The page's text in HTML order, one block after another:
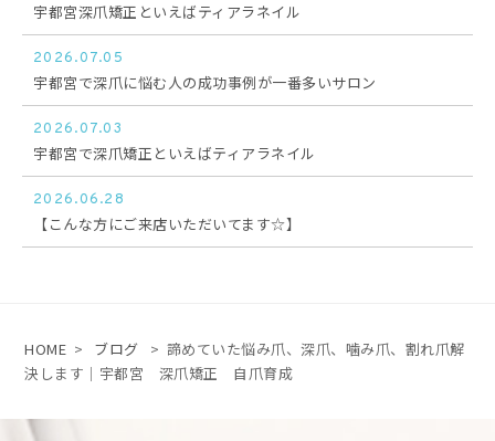
宇都宮深爪矯正といえばティアラネイル
2026.07.05
宇都宮で深爪に悩む人の成功事例が一番多いサロン
2026.07.03
宇都宮で深爪矯正といえばティアラネイル
2026.06.28
【こんな方にご来店いただいてます☆】
HOME > ブログ > 諦めていた悩み爪、深爪、噛み爪、割れ爪解
決します｜宇都宮 深爪矯正 自爪育成